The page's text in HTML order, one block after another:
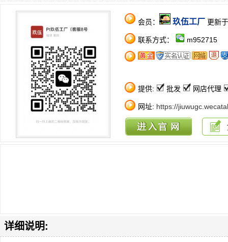
会员： 玖伍工厂 更新
联系方式： m952715
提供: 批发 网店代理
网址: https://
详细说明: